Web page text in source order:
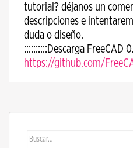
tutorial? déjanos un
descripciones e
duda o diseño.
::::::::::Descarga FreeCAD
https://github.com/
Buscar: